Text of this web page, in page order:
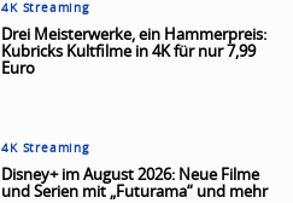
4K Streaming
Drei Meisterwerke, ein Hammerpreis:
Kubricks Kultfilme in 4K für nur 7,99
Euro
4K Streaming
Disney+ im August 2026: Neue Filme
und Serien mit „Futurama“ und mehr